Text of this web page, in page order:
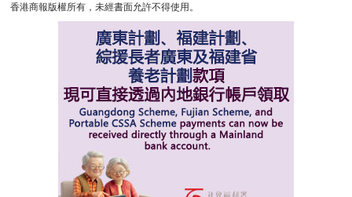
香港商報版權所有，未經書面允許不得使用。